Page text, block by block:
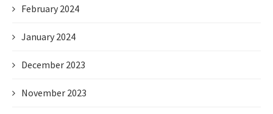
February 2024
January 2024
December 2023
November 2023